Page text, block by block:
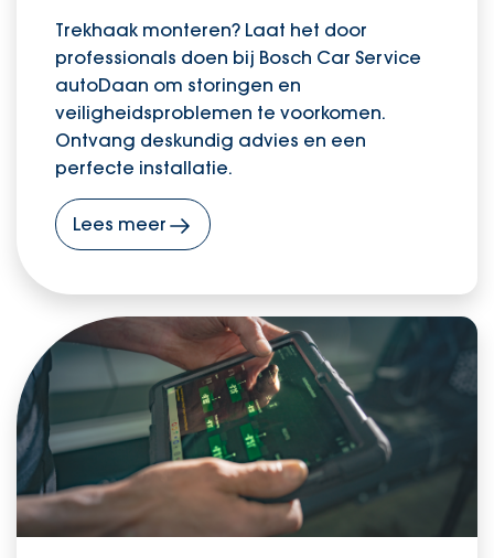
Trekhaak monteren? Laat het door
professionals doen bij Bosch Car Service
autoDaan om storingen en
veiligheidsproblemen te voorkomen.
Ontvang deskundig advies en een
perfecte installatie.
Lees meer